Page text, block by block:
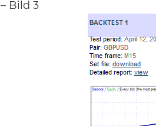
– Bild 3